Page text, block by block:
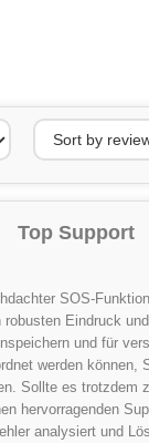
Top Support
SOS-
Eindruck
und für
werden können,
Sollte es trotzdem
hervorragenden
analysiert und